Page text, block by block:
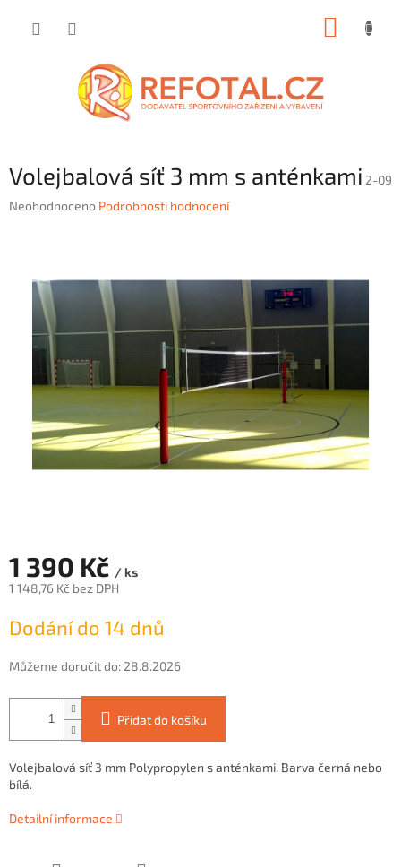
Volejbalová síť 3 mm s anténkami 2-09
Průměrné
hvězdiček.
Neohodnoceno Podrobnosti hodnocení
1 390 Kč / ks
1 148,76 Kč bez DPH
cena:
Dodání do 14 dnů
Můžeme doručit do: 28.8.2026
Přidat do košíku
Volejbalová síť 3 mm Polypropylen s anténkami. Barva černá nebo
bílá.
Detailní informace